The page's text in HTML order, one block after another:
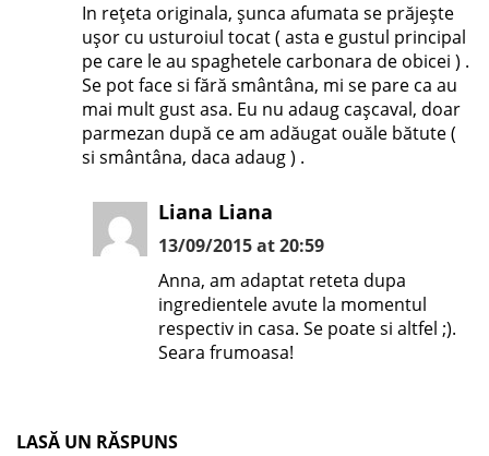
In rețeta originala, șunca afumata se prăjește
ușor cu usturoiul tocat ( asta e gustul principal
pe care le au spaghetele carbonara de obicei ) .
Se pot face si fără smântâna, mi se pare ca au
mai mult gust asa. Eu nu adaug cașcaval, doar
parmezan după ce am adăugat ouăle bătute (
si smântâna, daca adaug ) .
Liana Liana
13/09/2015 at 20:59
Anna, am adaptat reteta dupa
ingredientele avute la momentul
respectiv in casa. Se poate si altfel ;).
Seara frumoasa!
LASĂ UN RĂSPUNS